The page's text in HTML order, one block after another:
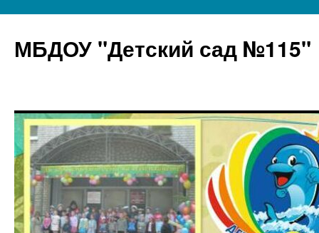
МБДОУ "Детский сад №115"